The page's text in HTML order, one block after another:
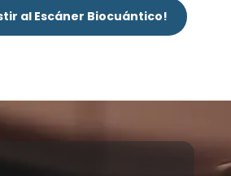
al Escáner Biocuántico!